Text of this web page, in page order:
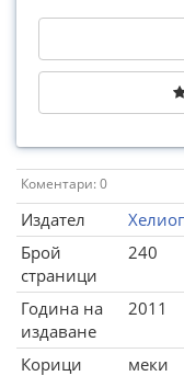
Коментари: 0
Издател
Брой
страници
240
Година на
издаване
2011
Корици
меки